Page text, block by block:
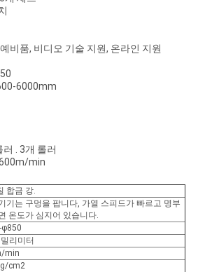
비품, 비디오 기술 지원, 온라인 지원
6000mm
. 3개 롤러
min
합금 강.
기는 구멍을 팝니다, 가열 스피드가 빠르고 명부
온도가 심지어 있습니다.
φ850
리미터
min
cm2